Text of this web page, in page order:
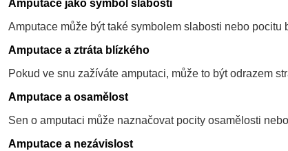
Amputace jako symbol slabosti
Amputace může být také symbolem slabosti nebo pocitu
Amputace a ztráta blízkého
Pokud ve snu zažíváte amputaci, může to být odrazem
Amputace a osamělost
Sen o amputaci může naznačovat pocity osamělosti
Amputace a nezávislost